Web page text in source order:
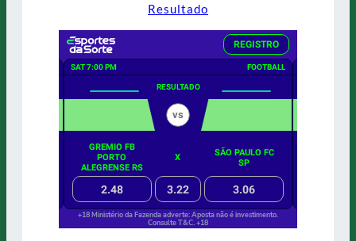
Resultado